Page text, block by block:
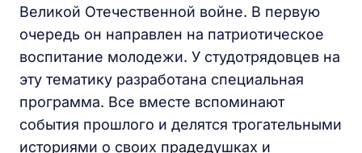
Великой Отечественной войне. В первую
очередь он направлен на патриотическое
воспитание молодежи. У студотрядовцев на
эту тематику разработана специальная
программа. Все вместе вспоминают
события прошлого и делятся трогательными
историями о своих прадедушках и